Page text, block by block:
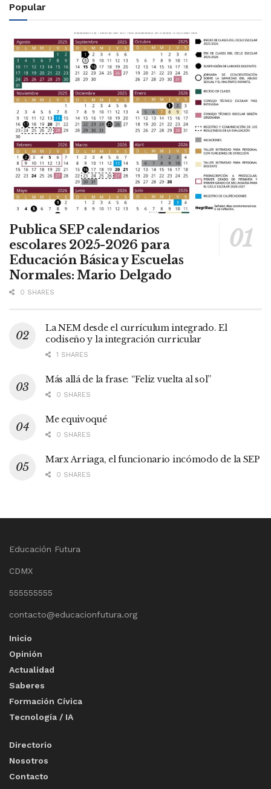
Popular
Publica SEP calendarios
escolares 2025-2026 para
Educación Básica y Escuelas
Normales: Mario Delgado
0 SHARES
La NEM desde el currículum integrado. El
codiseño y la integración curricular
1 SHARES
Más allá de la frase: “Feliz vuelta al sol”
0 SHARES
Me equivoqué
0 SHARES
Marx Arriaga, el funcionario incómodo de la SEP
0 SHARES
Educación Futura
CDMX
555555555
contacto@educacionfutura.org
Inicio
Opinión
Actualidad
Saberes
Formación Cívica
Tecnología / IA
Directorio
Nosotros
Contacto